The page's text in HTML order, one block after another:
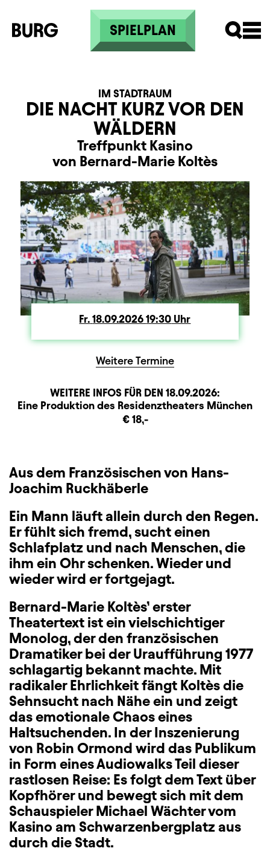
Direkt zum Inhalt
SPIELPLAN
DIE NACHT KURZ VOR DEN
WÄLDERN
IM STADTRAUM
Treffpunkt Kasino
von Bernard-Marie Koltès
Fr. Freitag
18.09.202619:30 Uhr
Weitere Termine
WEITERE INFOS FÜR DEN 18.09.2026:
BeschreibungInformation
Produktionspartner
Eine Produktion des Residenztheaters München
€ 18,-
Aus dem Französischen von Hans-
Joachim Ruckhäberle
Ein Mann läuft allein durch den Regen.
Er fühlt sich fremd, sucht einen
Schlafplatz und nach Menschen, die
ihm ein Ohr schenken. Wieder und
wieder wird er fortgejagt.
Bernard-Marie Koltès’ erster
Theatertext ist ein vielschichtiger
Monolog, der den französischen
Dramatiker bei der Uraufführung 1977
schlagartig bekannt machte. Mit
radikaler Ehrlichkeit fängt Koltès die
Sehnsucht nach Nähe ein und zeigt
das emotionale Chaos eines
Haltsuchenden. In der Inszenierung
von Robin Ormond wird das Publikum
in Form eines Audiowalks Teil dieser
rastlosen Reise: Es folgt dem Text über
Kopfhörer und bewegt sich mit dem
Schauspieler Michael Wächter vom
Kasino am Schwarzenbergplatz aus
durch die Stadt.